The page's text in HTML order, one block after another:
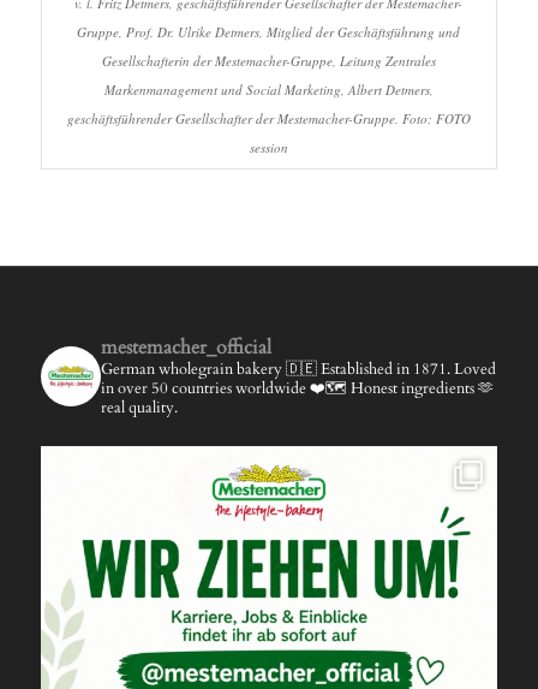
Gruppe, Prof. Dr. Ulrike Detmers, Mitglied der Geschäftsführung und
Gesellschafterin der Mestemacher-Gruppe, Leitung Zentrales
Markenmanagement und Social Marketing, Albert Detmers,
geschäftsführender Gesellschafter der Mestemacher-Gruppe. Foto: FOTO
session
mestemacher_official
German wholegrain bakery 🇩🇪Established in 1871.Loved
in over 50 countries worldwide ❤️🗺️ Honest ingredients 🫶
real quality.